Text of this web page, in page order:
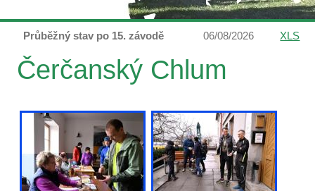
Průběžný stav po 15. závodě 06/08/2026 XLS
Čerčanský Chlum